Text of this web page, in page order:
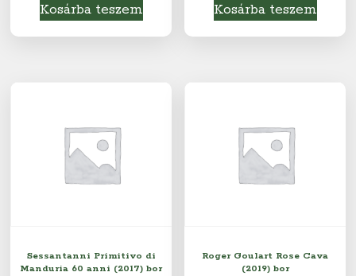
Kosárba teszem Kosárba teszem
Sessantanni Primitivo di
Manduria 60 anni (2017) bor
Roger Goulart Rose Cava
(2019) bor